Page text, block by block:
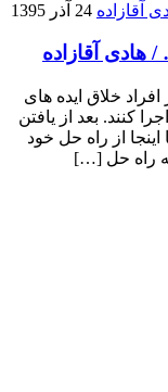
24 آذر 1395
آقازاده
خلاق ایده های
کنند. بعد از یافتن
از راه حل خود
راه حل […]